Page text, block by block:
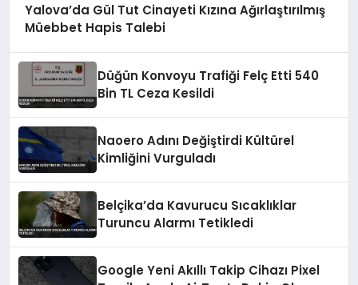
Yalova’da Gül Tut Cinayeti Kızına Ağırlaştırılmış
Müebbet Hapis Talebi
Düğün Konvoyu Trafiği Felç Etti 540
Bin TL Ceza Kesildi
Naoero Adını Değiştirdi Kültürel
Kimliğini Vurguladı
Belçika’da Kavurucu Sıcaklıklar
Turuncu Alarmı Tetikledi
Google Yeni Akıllı Takip Cihazı Pixel